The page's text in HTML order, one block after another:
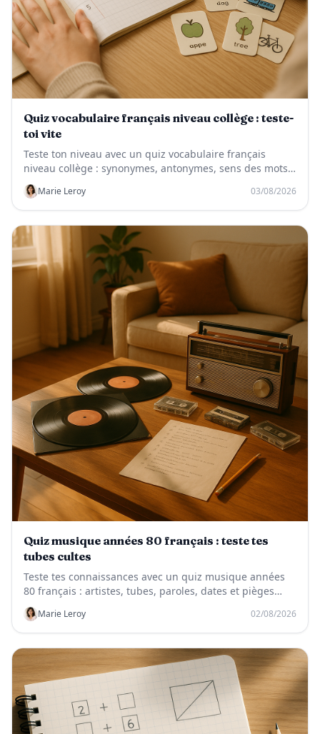
Quiz vocabulaire français niveau collège : teste-
toi vite
Teste ton niveau avec un quiz vocabulaire français
niveau collège : synonymes, antonymes, sens des mots
et révisions ludiques.
Marie Leroy 03/08/2026
Quiz musique années 80 français : teste tes
tubes cultes
Teste tes connaissances avec un quiz musique années
80 français : artistes, tubes, paroles, dates et pièges
cultes de la chanson française.
Marie Leroy 02/08/2026